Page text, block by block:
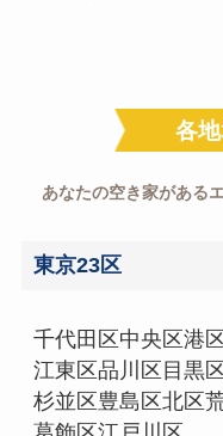
各
あなたの空き家がある
東京23区
千代田区中央区港
江東区品川区目黒
杉並区豊島区北区